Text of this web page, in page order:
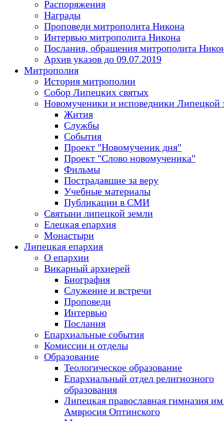
Распоряжения
Награды
Проповеди митрополита Никона
Интервью митрополита Никона
Послания, обращения митрополита
Архив указов до 09.07.2019
Митрополия
История митрополии
Собор Липецких святых
Новомученики и исповедники Липецкой
Жития
Службы
События
Проект "Новомученик дня"
Проект "Слово новомученика"
Фильмы
Пострадавшие за веру
Учебные материалы
Публикации в СМИ
Святыни липецкой земли
Елецкая епархия
Монастыри
Липецкая епархия
О епархии
Викарный архиерей
Биография
Служение и встречи
Проповеди
Интервью
Послания
Епархиальные события
Комиссии и отделы
Образование
Теологическое образование
Епархиальный отдел религиозного
образования
Липецкая православная гимназия
Амвросия Оптинского